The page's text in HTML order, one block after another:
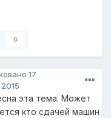
0
17
эта тема. Может
кто сдачей машин